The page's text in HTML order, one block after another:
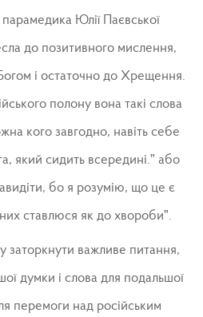
Юлії Паєвської
до позитивного мислення,
і остаточно до Хрещення.
полону вона такі слова
кого завгодно, навіть себе
який сидить всередині.” або
бо я розумію, що це є
ставлюся як до хвороби”.
заторкнути важливе питання,
думки і слова для подальшої
перемоги над російським